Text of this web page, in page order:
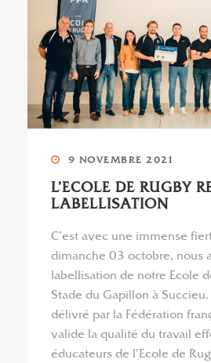
9 NOVEMBRE 2021
L’ECOLE DE RUGBY
LABELLISATION
C’est avec une immense
dimanche 03 octobre, nous
labellisation de notre Ecole
Stade du Gapillon à Succieu.
délivré par la Fédération
valide la qualité du travail
éducateurs de l’Ecole de